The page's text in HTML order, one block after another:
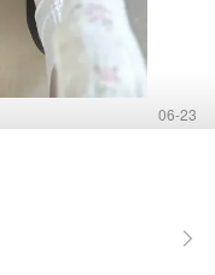
06-23